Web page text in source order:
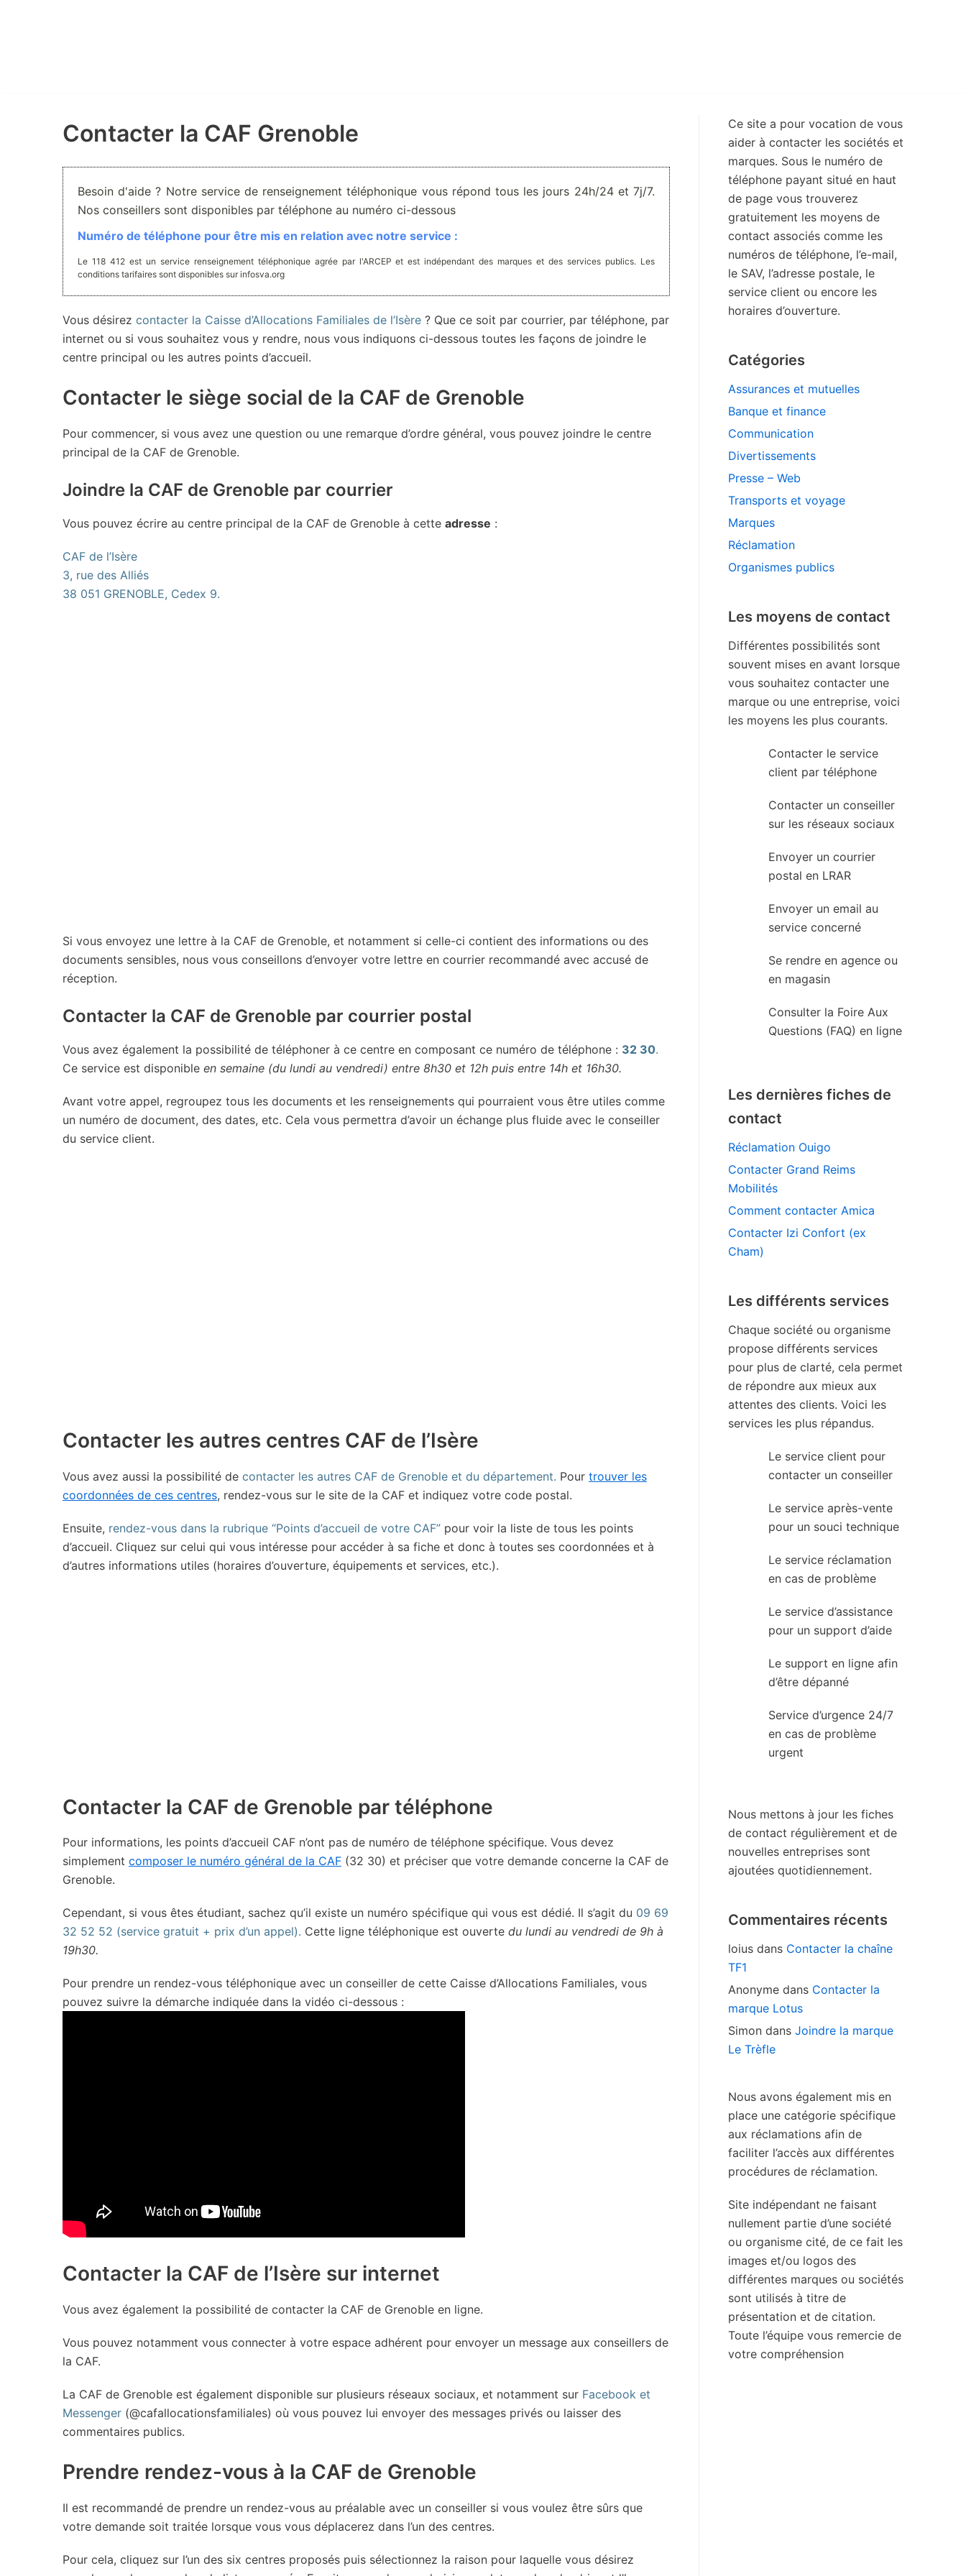
Contacter la CAF Grenoble
Besoin d'aide ? Notre service de renseignement téléphonique vous répond tous les jours 24h/24 et 7j/7.
Nos conseillers sont disponibles par téléphone au numéro ci-dessous
Numéro de téléphone pour être mis en relation avec notre service :
Le 118 412 est un service renseignement téléphonique agrée par l'ARCEP et est indépendant des marques et des services publics. Les
conditions tarifaires sont disponibles sur infosva.org
Vous désirez contacter la Caisse d’Allocations Familiales de l’Isère ? Que ce soit par courrier, par téléphone, par
internet ou si vous souhaitez vous y rendre, nous vous indiquons ci-dessous toutes les façons de joindre le
centre principal ou les autres points d’accueil.
Contacter le siège social de la CAF de Grenoble
Pour commencer, si vous avez une question ou une remarque d’ordre général, vous pouvez joindre le centre
principal de la CAF de Grenoble.
Joindre la CAF de Grenoble par courrier
Vous pouvez écrire au centre principal de la CAF de Grenoble à cette adresse :
CAF de l’Isère
3, rue des Alliés
38 051 GRENOBLE, Cedex 9.
Si vous envoyez une lettre à la CAF de Grenoble, et notamment si celle-ci contient des informations ou des
documents sensibles, nous vous conseillons d’envoyer votre lettre en courrier recommandé avec accusé de
réception.
Contacter la CAF de Grenoble par courrier postal
Vous avez également la possibilité de téléphoner à ce centre en composant ce numéro de téléphone : 32 30.
Ce service est disponible en semaine (du lundi au vendredi) entre 8h30 et 12h puis entre 14h et 16h30.
Avant votre appel, regroupez tous les documents et les renseignements qui pourraient vous être utiles comme
un numéro de document, des dates, etc. Cela vous permettra d’avoir un échange plus fluide avec le conseiller
du service client.
Contacter les autres centres CAF de l’Isère
Vous avez aussi la possibilité de contacter les autres CAF de Grenoble et du département. Pour trouver les
coordonnées de ces centres, rendez-vous sur le site de la CAF et indiquez votre code postal.
Ensuite, rendez-vous dans la rubrique “Points d’accueil de votre CAF” pour voir la liste de tous les points
d’accueil. Cliquez sur celui qui vous intéresse pour accéder à sa fiche et donc à toutes ses coordonnées et à
d’autres informations utiles (horaires d’ouverture, équipements et services, etc.).
Contacter la CAF de Grenoble par téléphone
Pour informations, les points d’accueil CAF n’ont pas de numéro de téléphone spécifique. Vous devez
simplement composer le numéro général de la CAF (32 30) et préciser que votre demande concerne la CAF de
Grenoble.
Cependant, si vous êtes étudiant, sachez qu’il existe un numéro spécifique qui vous est dédié. Il s’agit du 09 69
32 52 52 (service gratuit + prix d’un appel). Cette ligne téléphonique est ouverte du lundi au vendredi de 9h à
19h30.
Pour prendre un rendez-vous téléphonique avec un conseiller de cette Caisse d’Allocations Familiales, vous
pouvez suivre la démarche indiquée dans la vidéo ci-dessous :
Contacter la CAF de l’Isère sur internet
Vous avez également la possibilité de contacter la CAF de Grenoble en ligne.
Vous pouvez notamment vous connecter à votre espace adhérent pour envoyer un message aux conseillers de
la CAF.
La CAF de Grenoble est également disponible sur plusieurs réseaux sociaux, et notamment sur Facebook et
Messenger (@cafallocationsfamiliales) où vous pouvez lui envoyer des messages privés ou laisser des
commentaires publics.
Prendre rendez-vous à la CAF de Grenoble
Il est recommandé de prendre un rendez-vous au préalable avec un conseiller si vous voulez être sûrs que
votre demande soit traitée lorsque vous vous déplacerez dans l’un des centres.
Pour cela, cliquez sur l’un des six centres proposés puis sélectionnez la raison pour laquelle vous désirez
Ce site a pour vocation de vous
aider à contacter les sociétés et
marques. Sous le numéro de
téléphone payant situé en haut
de page vous trouverez
gratuitement les moyens de
contact associés comme les
numéros de téléphone, l’e-mail,
le SAV, l’adresse postale, le
service client ou encore les
horaires d’ouverture.
Catégories
Assurances et mutuelles
Banque et finance
Communication
Divertissements
Presse – Web
Transports et voyage
Marques
Réclamation
Organismes publics
Les moyens de contact
Différentes possibilités sont
souvent mises en avant lorsque
vous souhaitez contacter une
marque ou une entreprise, voici
les moyens les plus courants.
Contacter le service
client par téléphone
Contacter un conseiller
sur les réseaux sociaux
Envoyer un courrier
postal en LRAR
Envoyer un email au
service concerné
Se rendre en agence ou
en magasin
Consulter la Foire Aux
Questions (FAQ) en ligne
Les dernières fiches de
contact
Réclamation Ouigo
Contacter Grand Reims
Mobilités
Comment contacter Amica
Contacter Izi Confort (ex
Cham)
Les différents services
Chaque société ou organisme
propose différents services
pour plus de clarté, cela permet
de répondre aux mieux aux
attentes des clients. Voici les
services les plus répandus.
Le service client pour
contacter un conseiller
Le service après-vente
pour un souci technique
Le service réclamation
en cas de problème
Le service d’assistance
pour un support d’aide
Le support en ligne afin
d’être dépanné
Service d’urgence 24/7
en cas de problème
urgent
Nous mettons à jour les fiches
de contact régulièrement et de
nouvelles entreprises sont
ajoutées quotidiennement.
Commentaires récents
loius dans Contacter la chaîne
TF1
Anonyme dans Contacter la
marque Lotus
Simon dans Joindre la marque
Le Trèfle
Nous avons également mis en
place une catégorie spécifique
aux réclamations afin de
faciliter l’accès aux différentes
procédures de réclamation.
Site indépendant ne faisant
nullement partie d’une société
ou organisme cité, de ce fait les
images et/ou logos des
différentes marques ou sociétés
sont utilisés à titre de
présentation et de citation.
Toute l’équipe vous remercie de
votre compréhension